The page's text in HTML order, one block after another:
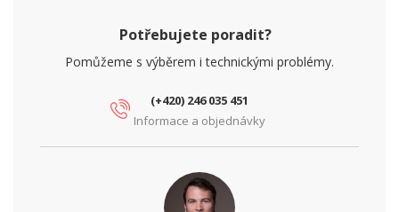
Potřebujete poradit?
Pomůžeme s výběrem i technickými problémy.
(+420) 246 035 451
Informace a objednávky